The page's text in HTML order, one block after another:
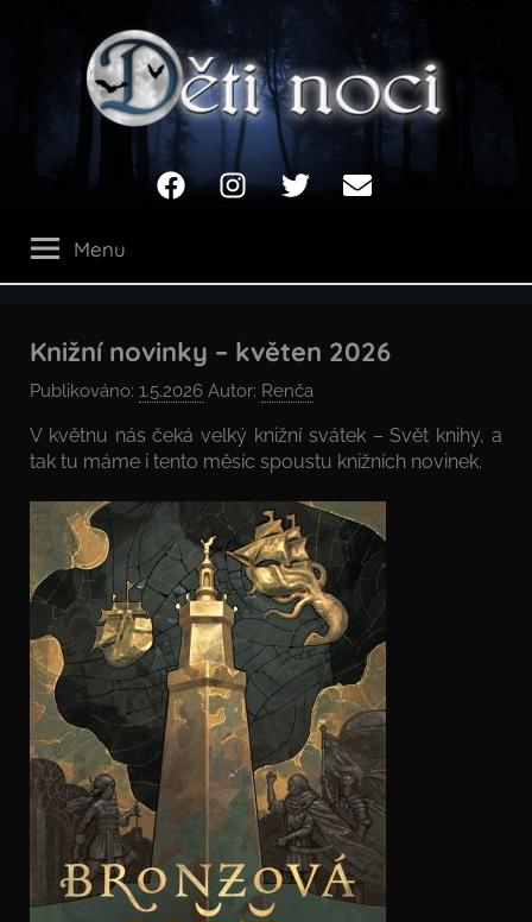
Děti
noci
FacebookInstagram
Twitter Email
Menu
Knižní novinky – květen 2026
Publikováno: 1.5.2026 Autor: Renča
V květnu nás čeká velký knižní svátek – Svět knihy, a
tak tu máme i tento měsíc spoustu knižních novinek.